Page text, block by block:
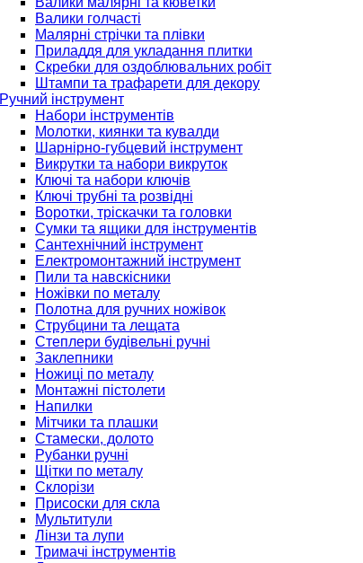
Валики голчасті
Малярні стрічки та плівки
Приладдя для укладання плитки
Скребки для оздоблювальних робіт
Штампи та трафарети для декору
Ручний інструмент
Набори інструментів
Молотки, киянки та кувалди
Шарнірно-губцевий інструмент
Викрутки та набори викруток
Ключі та набори ключів
Ключі трубні та розвідні
Воротки, тріскачки та головки
Сумки та ящики для інструментів
Сантехнічний інструмент
Електромонтажний інструмент
Пили та навскісники
Ножівки по металу
Полотна для ручних ножівок
Струбцини та лещата
Степлери будівельні ручні
Заклепники
Ножиці по металу
Монтажні пістолети
Напилки
Мітчики та плашки
Стамески, долото
Рубанки ручні
Щітки по металу
Склорізи
Присоски для скла
Мультитули
Лінзи та лупи
Тримачі інструментів